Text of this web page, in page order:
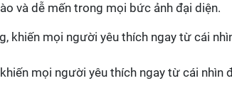
và dễ mến trong mọi bức ảnh đại diện.
mọi người yêu thích ngay từ cái nhìn